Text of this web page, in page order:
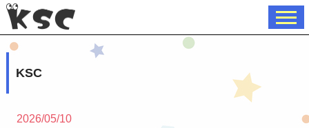
KSC
2026/05/10